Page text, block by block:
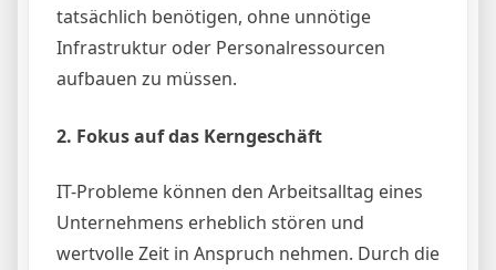
tatsächlich benötigen, ohne unnötige
Infrastruktur oder Personalressourcen
aufbauen zu müssen.
2. Fokus auf das Kerngeschäft
IT-Probleme können den Arbeitsalltag eines
Unternehmens erheblich stören und
wertvolle Zeit in Anspruch nehmen. Durch die